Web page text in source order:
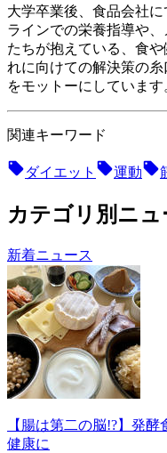
大学卒業後、食品会社
ラインでの栄養指導や
たちが抱えている、食
れに向けての解決策の
をモットーにしています
関連キーワード
ダイエット 運動
カテゴリ別ニュ
新着ニュース
【腸は第二の脳!?】発
健康に